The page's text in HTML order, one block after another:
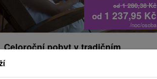
od1 280,38Kč
od 1 237,95 Kč
/noc/osoba
Celoroční pobyt v tradičním
goralském rodinném penzionu se
vstupem do wellness